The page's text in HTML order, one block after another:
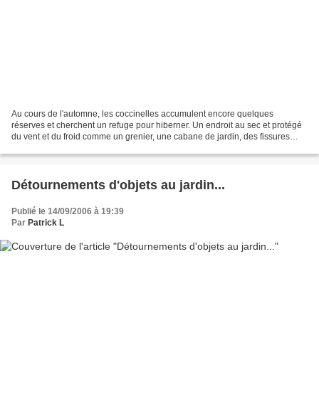
Au cours de l'automne, les coccinelles accumulent encore quelques
réserves et cherchent un refuge pour hiberner. Un endroit au sec et protégé
du vent et du froid comme un grenier, une cabane de jardin, des fissures
Détournements d'objets au jardin...
Publié le 14/09/2006 à 19:39
Par Patrick L